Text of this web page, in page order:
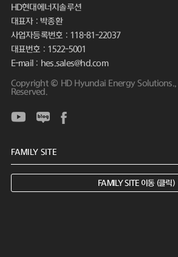
HD현대에너지솔루션
대표자 : 박종환
사업자등록번호 : 118-81-22037
대표번호 : 1522-5001
E-mail : hes.sales@hd.com
Copyright © HD Hyundai Energy Solutions.,
Reserved.
FAMILY SITE 이동 (클릭)